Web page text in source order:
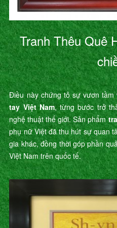
Tranh Thêu Quê
Điều này chứng tỏ sự vươn
tay Việt Nam, từng bước trở
nghệ thuật thế giới. Sản phẩm
phụ nữ Việt đã thu hút sự quan
gia khác, đồng thời góp phần
Việt Nam trên quốc tế.